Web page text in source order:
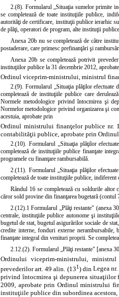
2.(8). Formularul „Situaţia sumelor primite
se completează de toate instituţiile publice,
autorităţi de certificare, instituţii publice ierarhic
de plăţi, operatori de program, alte instituţii
Anexa 20b nu se completează de către
postaderare, care primesc prefinanţări şi
Anexa 20b se completează potrivit
instituţiilor publice la 31 decembrie 2012,
Ordinul viceprim-ministrului, ministrul
2.(9). Formularul „Situaţia plăţilor
completează de instituţiile publice care
Normele metodologice privind întocmirea şi
Normelor metodologice privind organizarea şi
acestuia, aprobate prin
Ordinul ministrului finanţelor publice nr.
contabilităţii publice, aprobate prin
2.(10). Formularul „Situaţia plăţilor
completează de instituţiile publice finanţate
programele cu finanţare rambursabilă.
2.(11). Formularul „Situaţia plăţilor
completează de toate instituţiile publice,
Rândul 16 se completează cu soldurile
căror sold provine din finanţarea bugetară (contul
2.(12).1 Formularul „Plăţi restante" (anexa
centrale, instituţiile publice autonome şi
bugetul de stat, bugetul asigurărilor sociale de
credite interne, fonduri externe
finanţate integral din venituri proprii. Se
2.12.(2). Formularul „Plăţi restante" [anexa
Ordinului viceprim-ministrului,
prevederilor art. 49 alin. (131) din Legea
privind întocmirea şi depunerea
2009, aprobate prin Ordinul ministrului
instituţiile publice din subordinea